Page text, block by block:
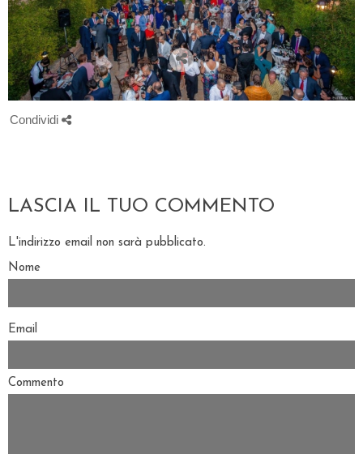
Condividi
LASCIA IL TUO COMMENTO
L'indirizzo email non sarà pubblicato.
Nome
Email
Commento